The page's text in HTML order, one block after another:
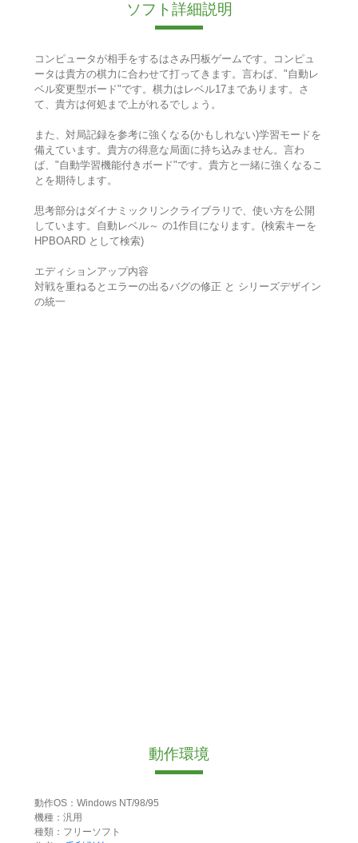
ソフト詳細説明
コンピュータが相手をするはさみ円板ゲームです。コンピュ
ータは貴方の棋力に合わせて打ってきます。言わば、"自動レ
ベル変更型ボード"です。棋力はレベル17まであります。さ
て、貴方は何処まで上がれるでしょう。
また、対局記録を参考に強くなる(かもしれない)学習モードを
備えています。貴方の得意な局面に持ち込みません。言わ
ば、"自動学習機能付きボード"です。貴方と一緒に強くなるこ
とを期待します。
思考部分はダイナミックリンクライブラリで、使い方を公開
しています。自動レベル～ の1作目になります。(検索キーを
HPBOARD として検索)
エディションアップ内容
対戦を重ねるとエラーの出るバグの修正 と シリーズデザイン
の統一
動作環境
動作OS：Windows NT/98/95
機種：汎用
種類：フリーソフト